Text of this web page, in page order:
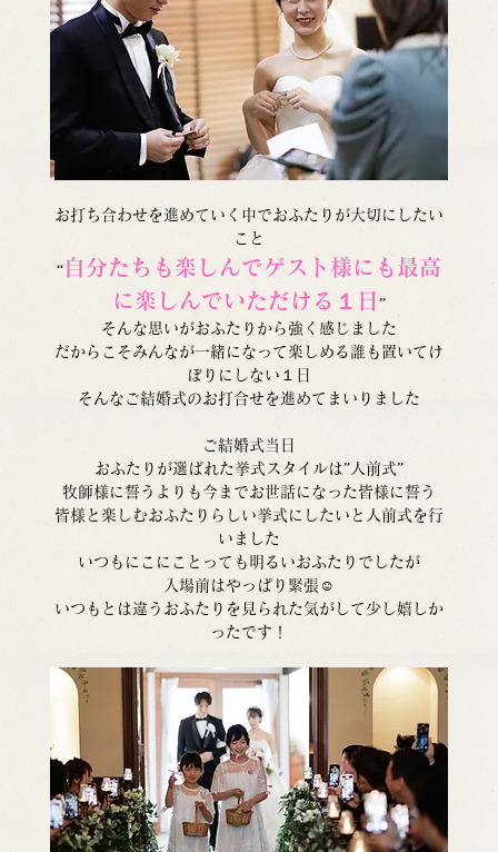
お打ち合わせを進めていく中でおふたりが大切にしたい
こと
“自分たちも楽しんでゲスト様にも最高
に楽しんでいただける１日 ”
そんな思いがおふたりから強く感じました
だからこそみんなが一緒になって楽しめる誰も置いてけ
ぼりにしない１日
そんなご結婚式のお打合せを進めてまいりました
ご結婚式当日
おふたりが選ばれた挙式スタイルは”人前式”
牧師様に誓うよりも今までお世話になった皆様に誓う
皆様と楽しむおふたりらしい挙式にしたいと人前式を行
いました
いつもにこにことっても明るいおふたりでしたが
入場前はやっぱり緊張☺︎
いつもとは違うおふたりを見られた気がして少し嬉しか
ったです！